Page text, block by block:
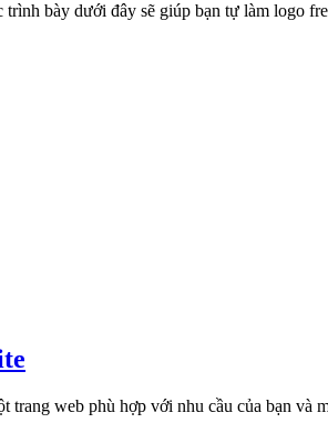
bày dưới đây sẽ giúp bạn tự làm logo
trang web phù hợp với nhu cầu của bạn và